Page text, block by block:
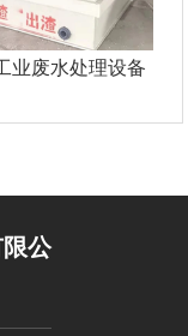
业废水处理设备
公